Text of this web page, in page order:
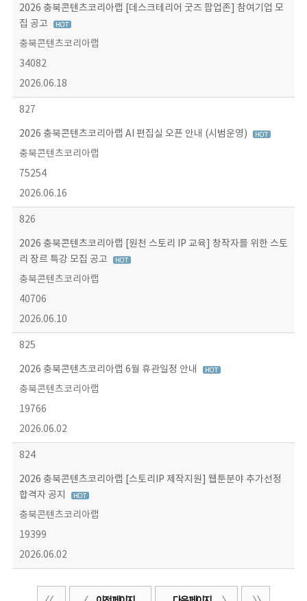
2026 충북콘텐츠코리아랩 [데스크테리어 굿즈 팝업존] 참여기업 모
집 공고
충북콘텐츠코리아랩
34082
2026.06.18
827
2026 충북콘텐츠코리아랩 AI 편집실 오픈 안내 (시범운영)
충북콘텐츠코리아랩
75254
2026.06.16
826
2026 충북콘텐츠코리아랩 [원천 스토리 IP 교육] 창작자를 위한 스토
리 장르 특강 모집 공고
충북콘텐츠코리아랩
40706
2026.06.10
825
2026 충북콘텐츠코리아랩 6월 휴관일정 안내
충북콘텐츠코리아랩
19766
2026.06.02
824
2026 충북콘텐츠코리아랩 [스토리IP 제작지원] 웹툰분야 추가선정
합격자 공지
충북콘텐츠코리아랩
19399
2026.06.02